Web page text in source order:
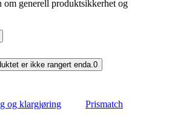
generell produktsikkerhet og
er ikke rangert enda.0
og klargjøring
Prismatch